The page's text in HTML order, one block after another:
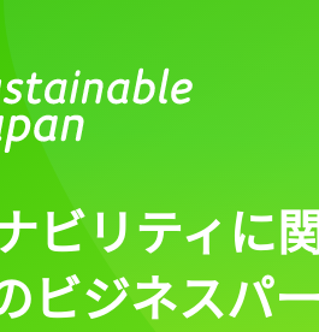
ビリティに
ビジネスパ